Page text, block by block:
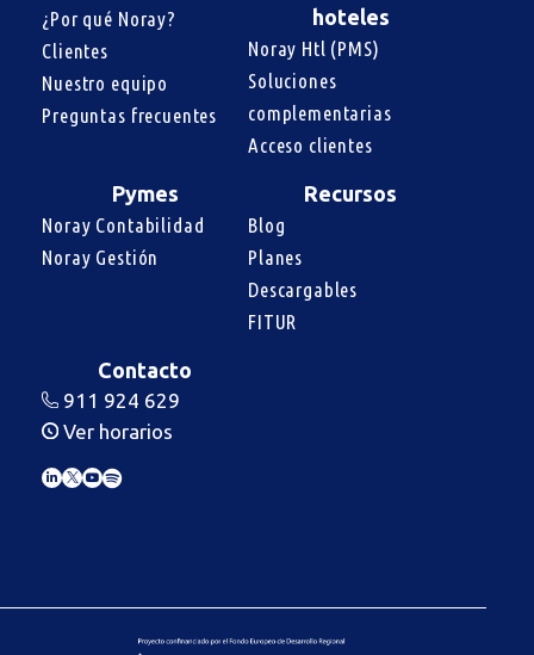
¿Por qué Noray?
Clientes
Nuestro equipo
Preguntas frecuentes
hoteles
Noray Htl (PMS)
Soluciones
complementarias
Acceso clientes
Pymes
Noray Contabilidad
Noray Gestión
Recursos
Blog
Planes
Descargables
FITUR
Contacto
Ver horarios
911 924 629